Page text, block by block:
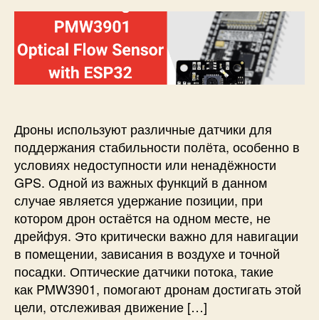
р
о
й
р
о
г
р
а
м
м
и
р
у
е
р
з
а
п
и
с
с
и
и
П
л
ю
ч
е
н
и
е
о
п
т
и
ч
Дроны используют различные датчики для
поддержания стабильности полёта, особенно в
условиях недоступности или ненадёжности
GPS. Одной из важных функций в данном
случае является удержание позиции, при
котором дрон остаётся на одном месте, не
дрейфуя. Это критически важно для навигации
в помещении, зависания в воздухе и точной
посадки. Оптические датчики потока, такие
как PMW3901, помогают дронам достигать этой
цели, отслеживая движение […]